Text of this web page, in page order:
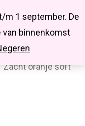
m 1 september. De
van binnenkomst
searchaccount
Polaris
Zacht oranje soft
Close